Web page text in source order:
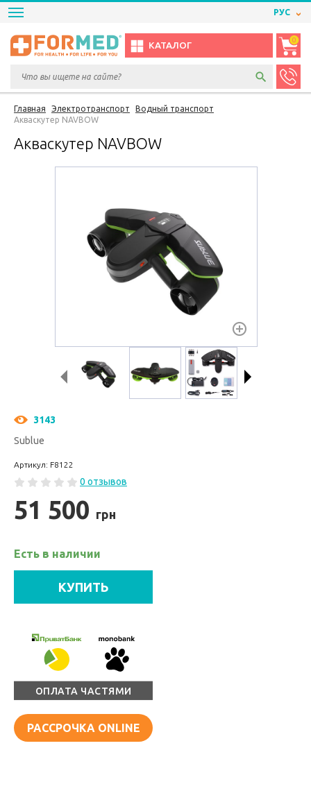
РУС
КАТАЛОГ
0
Главная Электротранспорт
Водный транспорт
Акваскутер NAVBOW
Акваскутер NAVBOW
3143
Sublue
Артикул: F8122
0 отзывов
51 500 грн
Есть в наличии
КУПИТЬ
ОПЛАТА ЧАСТЯМИ
РАССРОЧКА ONLINE